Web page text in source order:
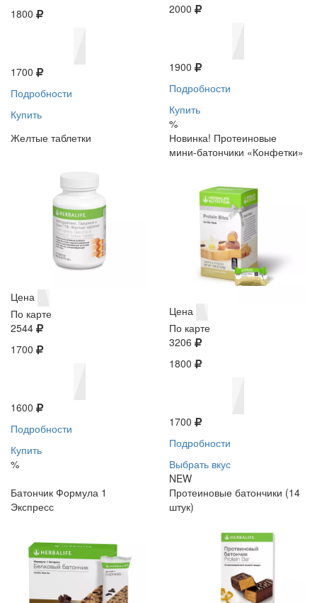
1800
1700
Подробности
Купить
2000
1900
Подробности
Купить
%
Желтые таблетки
Цена
По карте
2544
1700
1600
Подробности
Купить
%
Новинка! Протеиновые
мини-батончики «Конфетки»
Цена
По карте
3206
1800
1700
Подробности
Выбрать вкус
NEW
Батончик Формула 1
Экспресс
Протеиновые батончики (14
штук)